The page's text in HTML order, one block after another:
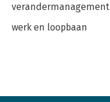
verandermanagement
werk en loopbaan